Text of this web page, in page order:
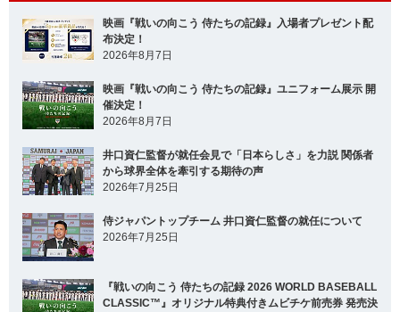
映画『戦いの向こう 侍たちの記録』入場者プレゼント配
布決定！
2026年8月7日
映画『戦いの向こう 侍たちの記録』ユニフォーム展示 開
催決定！
2026年8月7日
井口資仁監督が就任会見で「日本らしさ」を力説 関係者
から球界全体を牽引する期待の声
2026年7月25日
侍ジャパントップチーム 井口資仁監督の就任について
2026年7月25日
『戦いの向こう 侍たちの記録 2026 WORLD BASEBALL
CLASSIC™』オリジナル特典付きムビチケ前売券 発売決